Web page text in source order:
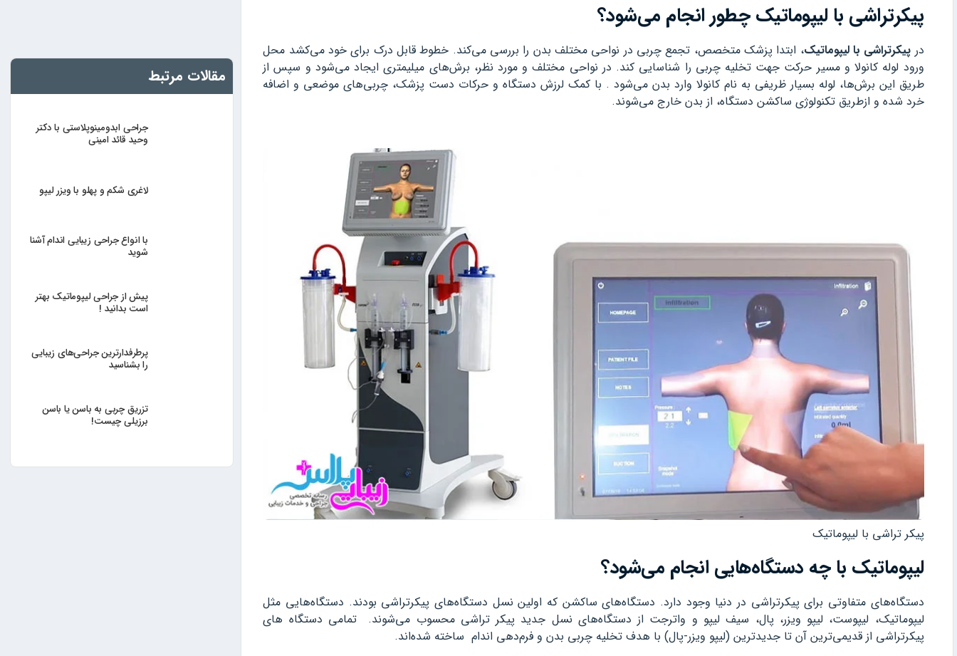
پیکرتراشی با لیپوماتیک چطور انجام می‌شود؟
در پیکرتراشی با لیپوماتیک، ابتدا پزشک متخصص، تجمع چربی در نواحی مختلف بدن را بررسی می‌کند. خطوط قابل درک برای خود می‌کشد محل
ورود لوله کانولا و مسیر حرکت جهت تخلیه چربی را شناسایی کند. در نواحی مختلف و مورد نظر، برش‌های میلیمتری ایجاد می‌شود و سپس از
طریق این برش‌ها، لوله بسیار ظریفی به نام کانولا وارد بدن می‌شود . با کمک لرزش دستگاه و حرکات دست پزشک، چربی‌های موضعی و اضافه
خرد شده و ازطریق تکنولوژی ساکشن دستگاه، از بدن خارج می‌شوند.
پیکر تراشی با لیپوماتیک
لیپوماتیک با چه دستگاه‌هایی انجام می‌شود؟
دستگاه‌های متفاوتی برای پیکرتراشی در دنیا وجود دارد. دستگاه‌های ساکشن که اولین نسل دستگاه‌های پیکرتراشی بودند. دستگاه‌هایی مثل
لیپوماتیک، لیپوست، لیپو ویزر، پال، سیف لیپو و واترجت از دستگاه‌های نسل جدید پیکر تراشی محسوب می‌شوند. تمامی دستگاه های
پیکرتراشی از قدیمی‌ترین آن تا جدیدترین (لیپو ویزر-پال) با هدف تخلیه چربی بدن و فرم‌دهی اندام ساخته شده‌اند.
مقالات مرتبط
جراحی ابدومینوپلاستی با دکتر
وحید قائد امینی
لاغری شکم و پهلو با ویزر لیپو
با انواع جراحی زیبایی اندام آشنا
شوید
پیش از جراحی لیپوماتیک بهتر
است بدانید !
پرطرفدارترین جراحی‌های زیبایی
را بشناسید
تزریق چربی به باسن یا باسن
برزیلی چیست!